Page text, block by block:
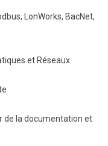
LonWorks, BacNet,
et Réseaux
de la documentation et